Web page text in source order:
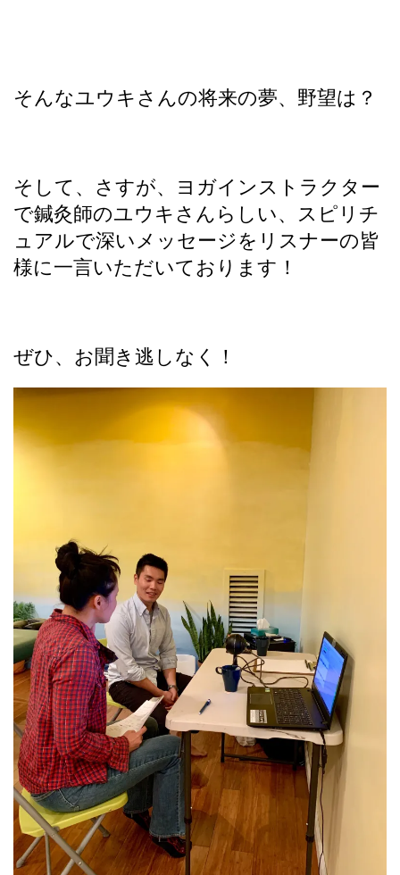
そんなユウキさんの将来の夢、野望は？
そして、さすが、ヨガインストラクター
で鍼灸師のユウキさんらしい、スピリチ
ュアルで深いメッセージをリスナーの皆
様に一言いただいております！
ぜひ、お聞き逃しなく！